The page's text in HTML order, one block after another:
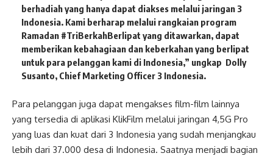
berhadiah yang hanya dapat diakses melalui jaringan 3
Indonesia. Kami berharap melalui rangkaian program
Ramadan #TriBerkahBerlipat yang ditawarkan, dapat
memberikan kebahagiaan dan keberkahan yang berlipat
untuk para pelanggan kami di Indonesia,” ungkap Dolly
Susanto, Chief Marketing Officer 3 Indonesia.
Para pelanggan juga dapat mengakses film-film lainnya
yang tersedia di aplikasi KlikFilm melalui jaringan 4,5G Pro
yang luas dan kuat dari 3 Indonesia yang sudah menjangkau
lebih dari 37.000 desa di Indonesia. Saatnya menjadi bagian